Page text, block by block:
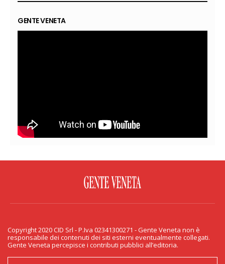
GENTE VENETA
PRIVACY & COOKIE
Copyright 2020 CID Srl - P.Iva 02341300271 - Gente Veneta non è responsabile
dei contenuti dei siti esterni eventualmente collegati. Gente Veneta percepisce
Copyright 2020 CID Srl - P.Iva 02341300271 - Gente Veneta non è
responsabile dei contenuti dei siti esterni eventualmente collegati.
Gente Veneta percepisce i contributi pubblici all’editoria.